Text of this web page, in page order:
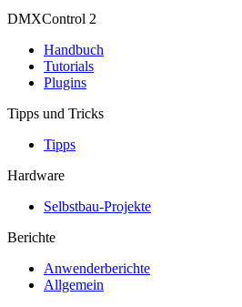
DMXControl 2
Handbuch
Tutorials
Plugins
Tipps und Tricks
Tipps
Hardware
Selbstbau-Projekte
Berichte
Anwenderberichte
Allgemein